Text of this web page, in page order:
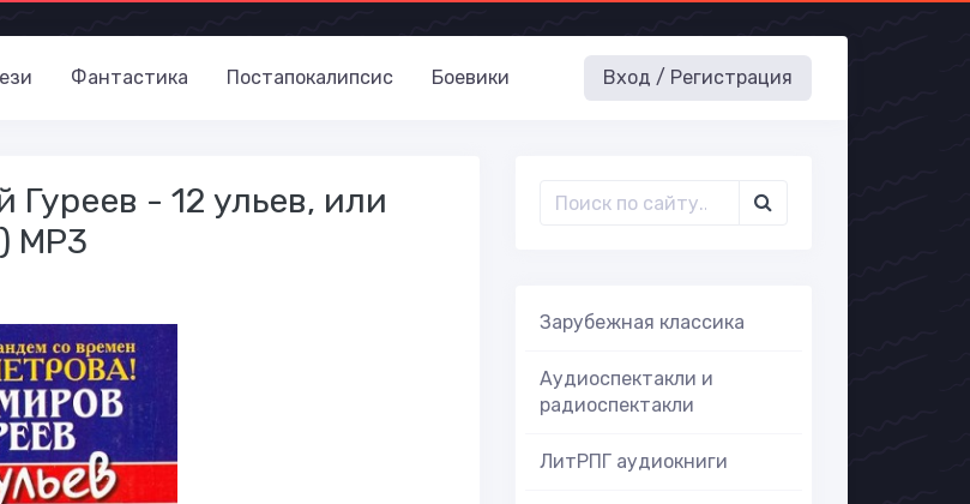
Фантастика Постапокалипсис Боевики Вход / Регистрация
- 12 ульев, или
МР3
Зарубежная классика
Аудиоспектакли и
радиоспектакли
ЛитРПГ аудиокниги